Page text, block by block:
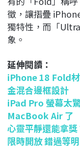
徵，讓摺疊
獨特性，而「
象。
延伸閱讀：
iPhone 18 Fold
金混合邊框設計
iPad Pro 螢幕太
MacBook Air 了
心靈平靜還能拿
限時開放 錯過等